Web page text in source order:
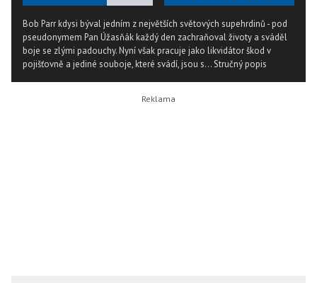
Bob Parr kdysi býval jedním z největších světových supehrdinů - pod
pseudonymem Pan Úžasňák každý den zachraňoval životy a sváděl
boje se zlými padouchy. Nyní však pracuje jako likvidátor škod v
pojišťovně a jediné souboje, které svádí, jsou s...Stručný popis